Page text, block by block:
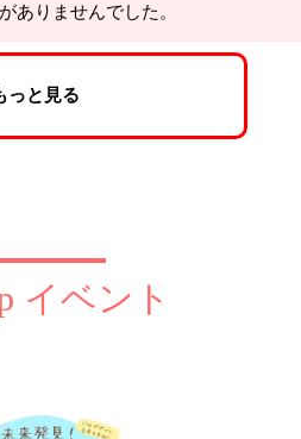
ありませんでした。
っと見る
イベント